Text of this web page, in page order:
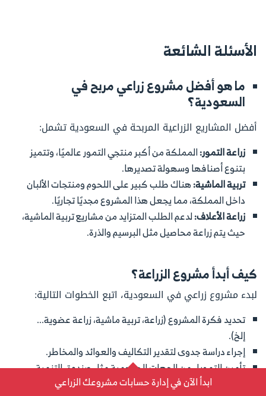
الأسئلة الشائعة
ما هو أفضل مشروع زراعي مربح في
السعودية؟
أفضل المشاريع الزراعية المربحة في السعودية تشمل:
زراعة التمور:المملكة من أكبر منتجي التمور عالميًا، وتتميز
بتنوع أصنافها وسهولة تصديرها.
تربية الماشية:هناك طلب كبير على اللحوم ومنتجات الألبان
داخل المملكة، مما يجعل هذا المشروع مجديًا تجاريًا.
زراعة الأعلاف:لدعم الطلب المتزايد من مشاريع تربية الماشية،
حيث يتم زراعة محاصيل مثل البرسيم والذرة.
كيف أبدأ مشروع الزراعة؟
لبدء مشروع زراعي في السعودية، اتبع الخطوات التالية:
تحديد فكرة المشروع (زراعة، تربية ماشية، زراعة عضوية...
إلخ).
إجراء دراسة جدوى لتقدير التكاليف والعوائد والمخاطر.
تأمين التمويل من الجهات الحكومية مثل صندوق التنمية
الزراعية أو من مستثمرين.
ابدأ الآن في إدارة حسابات مشروعك الزراعي